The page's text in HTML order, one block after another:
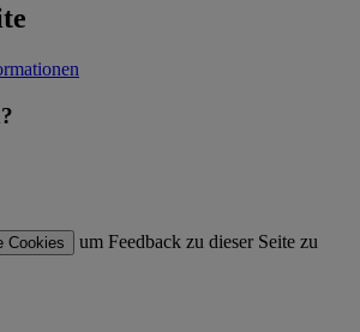
Cookies
um Feedback zu dieser Seite zu